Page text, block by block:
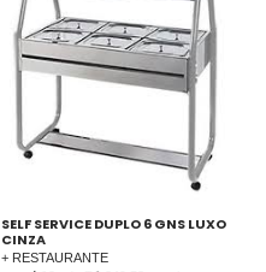
SELF SERVICE DUPLO 6 GNS LUXO
CINZA
+ RESTAURANTE